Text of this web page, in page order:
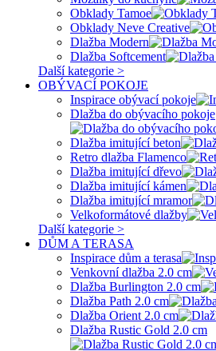
Obklady Tamoe
Obklady Neve Creative
Dlažba Modern
Dlažba Softcement
Další kategorie >
OBÝVACÍ POKOJE
Inspirace obývací pokoje
Dlažba do obývacího pokoje
Dlažba imitující beton
Retro dlažba Flamenco
Dlažba imitující dřevo
Dlažba imitující kámen
Dlažba imitující mramor
Velkoformátové dlažby
Další kategorie >
DŮM A TERASA
Inspirace dům a terasa
Venkovní dlažba 2.0 cm
Dlažba Burlington 2.0 cm
Dlažba Path 2.0 cm
Dlažba Orient 2.0 cm
Dlažba Rustic Gold 2.0 cm